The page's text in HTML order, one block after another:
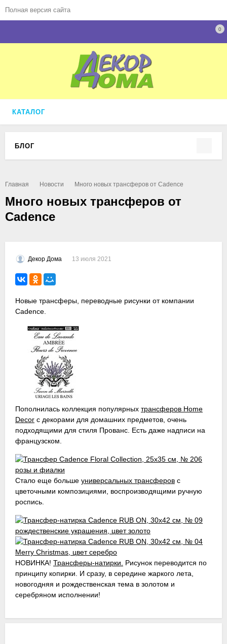
Полная версия сайта
0
КАТАЛОГ
Главная Новости Много новых трансферов от Cadence
Много новых трансферов от
Cadence
Декор Дома 13 июля 2021
Новые трансферы, переводные рисунки от компании
Cadence.
Пополнилась коллекция популярных трансферов Home
Decor с декорами для домашних предметов, очень
подходящими для стиля Прованс. Есть даже надписи на
французском.
Стало еще больше универсальных трансферов с
цветочными композициями, воспроизводящими ручную
роспись.
НОВИНКА! Трансферы-натирки. Рисунок переводится по
принципу копирки. И сразу, в середине жаркого лета,
новогодняя и рождественская тема в золотом и
серебряном исполнении!
БЛОГ